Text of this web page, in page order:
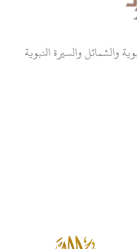
والشمائل والسيرة النبوية